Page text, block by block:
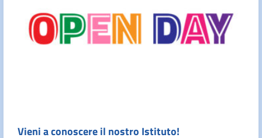
Vieni a conoscere il nostro Istituto!